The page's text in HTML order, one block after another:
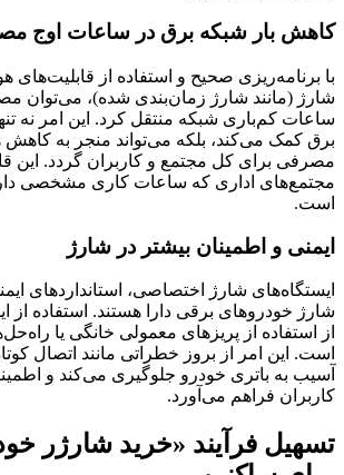
کاهش بار شبکه برق در ساعات اوج
با برنامه‌ریزی صحیح و استفاده از قابلیت‌های
شارژ (مانند شارژ زمان‌بندی شده)، می‌توان
ساعات کم‌باری شبکه منتقل کرد. این امر نه
برق کمک می‌کند، بلکه می‌تواند منجر به کاهش
مصرفی برای کل مجتمع و کاربران گردد. این
مجتمع‌های اداری که ساعات کاری مشخصی
است.
ایمنی و اطمینان بیشتر در شارژ
ایستگاه‌های شارژ اختصاصی، استانداردهای
شارژ خودروهای برقی دارا هستند. استفاده از
از استفاده از پریزهای معمولی خانگی یا
است. این امر از بروز خطراتی مانند اتصال
آسیب به باتری خودرو جلوگیری می‌کند و
کاربران فراهم می‌آورد.
تسهیل فرآیند «خرید شارژر